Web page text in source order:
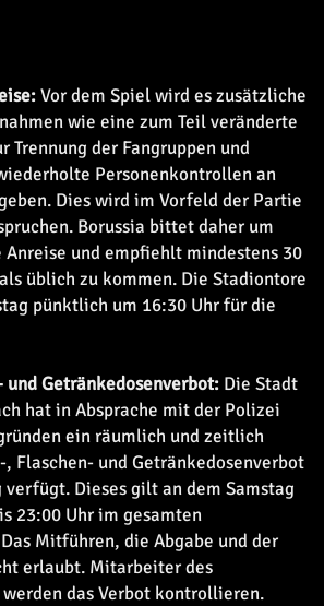
Vor dem Spiel wird es zusätzliche
wie eine zum Teil veränderte
Trennung der Fangruppen und
Personenkontrollen an
Dies wird im Vorfeld der Partie
Borussia bittet daher um
und empfiehlt mindestens 30
üblich zu kommen. Die Stadiontore
pünktlich um 16:30 Uhr für die
und Getränkedosenverbot: Die Stadt
hat in Absprache mit der Polizei
ein räumlich und zeitlich
Flaschen- und Getränkedosenverbot
Dieses gilt an dem Samstag
23:00 Uhr im gesamten
Mitführen, die Abgabe und der
erlaubt. Mitarbeiter des
das Verbot kontrollieren.